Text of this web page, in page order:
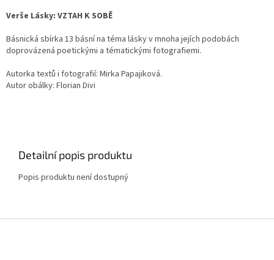
Verše Lásky: VZTAH K SOBĚ
Básnická sbírka 13 básní na téma lásky v mnoha jejích podobách
doprovázená poetickými a tématickými fotografiemi.
Autorka textů i fotografií: Mirka Papajiková.
Autor obálky: Florian Divi
Detailní popis produktu
Popis produktu není dostupný